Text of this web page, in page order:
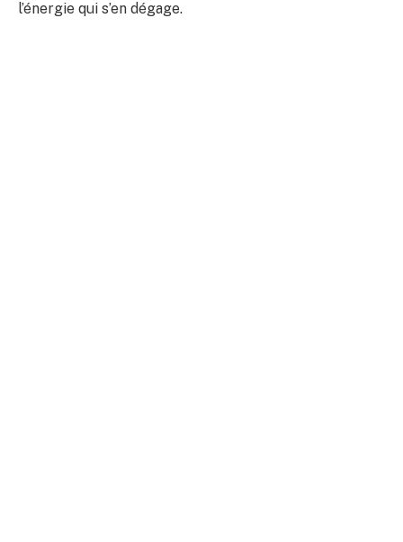
l’énergie qui s’en dégage.